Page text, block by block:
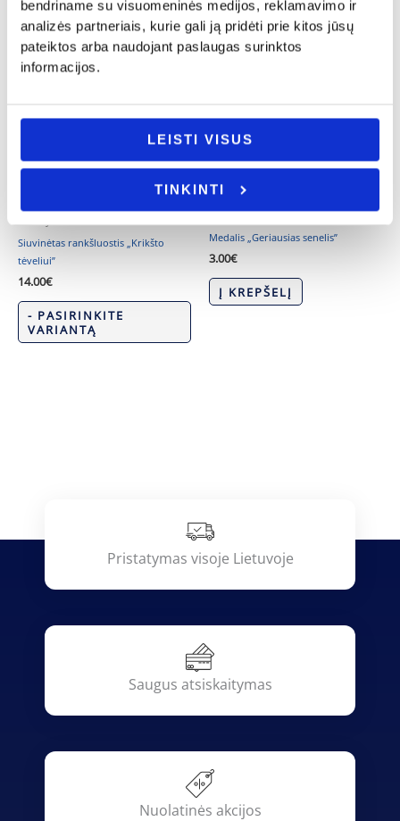
bendriname su visuomeninės medijos, reklamavimo ir
analizės partneriais, kurie gali ją pridėti prie kitos jūsų
pateiktos arba naudojant paslaugas surinktos
informacijos.
LEISTI VISUS
TINKINTI
Šaukštelis su modelinu „Senelio”
12.00 €
- PASIRINKITE
Termo gertuvė „Mylimam tėčiui”
19.00€
Siuvinėtas rankšluostis „Krikšto
tėveliui”
14.00€
- PASIRINKITE
VARIANTĄ
Tėvo diena
Medalis „Geriausias senelis”
3.00€
Į KREPŠELĮ
Pristatymas visoje Lietuvoje
Saugus atsiskaitymas
Nuolatinės akcijos